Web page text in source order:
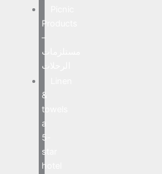
Products
–
مستلزمات
الرحلات
&
towels
a
5-
star
hotel